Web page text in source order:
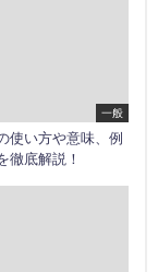
一般
使い方や意味、例
徹底解説！